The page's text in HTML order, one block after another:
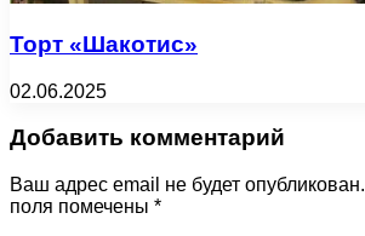
Торт «Шакотис»
02.06.2025
Добавить комментарий
Ваш адрес email не будет опубликован.
поля помечены *